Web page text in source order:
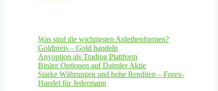
Was sind die wichtigsten Anleihenformen?
Goldpreis – Gold handeln
Anyoption als Trading Plattform
Binäre Optionen auf Daimler Aktie
Starke Währungen und hohe Renditen – Forex-
Handel für Jedermann